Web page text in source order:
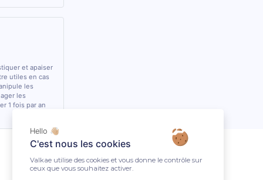
et apaiser
utiles en cas
les
les
1 fois par an
Hello 👋🏼
C'est nous les cookies
Valkae utilise des cookies et vous donne le contrôle sur
ceux que vous souhaitez activer.